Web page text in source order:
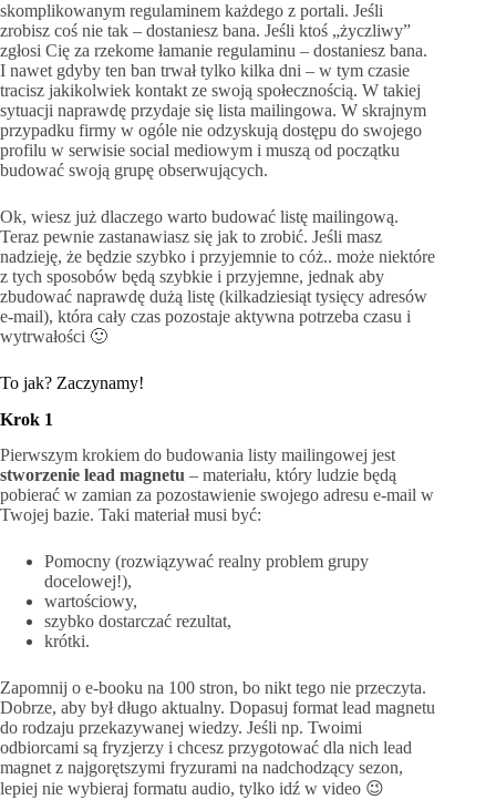
skomplikowanym regulaminem każdego z portali. Jeśli
zrobisz coś nie tak – dostaniesz bana. Jeśli ktoś „życzliwy”
zgłosi Cię za rzekome łamanie regulaminu – dostaniesz bana.
I nawet gdyby ten ban trwał tylko kilka dni – w tym czasie
tracisz jakikolwiek kontakt ze swoją społecznością. W takiej
sytuacji naprawdę przydaje się lista mailingowa. W skrajnym
przypadku firmy w ogóle nie odzyskują dostępu do swojego
profilu w serwisie social mediowym i muszą od początku
budować swoją grupę obserwujących.
Ok, wiesz już dlaczego warto budować listę mailingową.
Teraz pewnie zastanawiasz się jak to zrobić. Jeśli masz
nadzieję, że będzie szybko i przyjemnie to cóż.. może niektóre
z tych sposobów będą szybkie i przyjemne, jednak aby
zbudować naprawdę dużą listę (kilkadziesiąt tysięcy adresów
e-mail), która cały czas pozostaje aktywna potrzeba czasu i
wytrwałości 🙂
To jak? Zaczynamy!
Krok 1
Pierwszym krokiem do budowania listy mailingowej jest
stworzenie lead magnetu – materiału, który ludzie będą
pobierać w zamian za pozostawienie swojego adresu e-mail w
Twojej bazie. Taki materiał musi być:
Pomocny (rozwiązywać realny problem grupy
docelowej!),
wartościowy,
szybko dostarczać rezultat,
krótki.
Zapomnij o e-booku na 100 stron, bo nikt tego nie przeczyta.
Dobrze, aby był długo aktualny. Dopasuj format lead magnetu
do rodzaju przekazywanej wiedzy. Jeśli np. Twoimi
odbiorcami są fryzjerzy i chcesz przygotować dla nich lead
magnet z najgorętszymi fryzurami na nadchodzący sezon,
lepiej nie wybieraj formatu audio, tylko idź w video 😉